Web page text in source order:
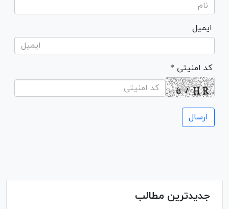
ایمیل
* کد امنیتی
جدیدترین مطالب